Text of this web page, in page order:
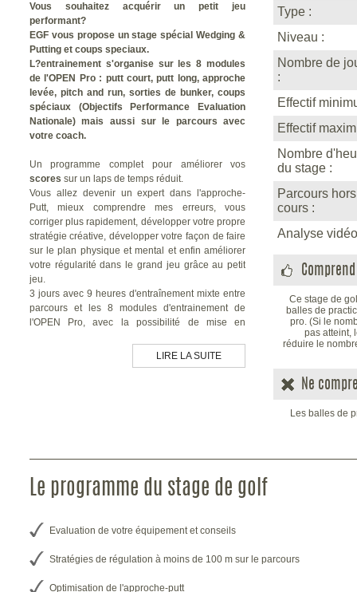
Type :
Niveau :
Nombre de
:
Effectif
Effectif
Nombre
du stage :
Parcours hors
cours :
Analyse
Ce stage de
balles de
pro. (Si le
pas atteint,
réduire le
Ne
Les balles de
Vous souhaitez acquérir un petit jeu
performant?
EGF vous propose un stage spécial Wedging &
Putting et coups speciaux.
L?entrainement s'organise sur les 8 modules
de l'OPEN Pro : putt court, putt long, approche
levée, pitch and run, sorties de bunker, coups
spéciaux (Objectifs Performance Evaluation
Nationale) mais aussi sur le parcours avec
votre coach.
Un programme complet pour améliorer vos
scores sur un laps de temps réduit.
Vous allez devenir un expert dans l'approche-
Putt, mieux comprendre mes erreurs, vous
corriger plus rapidement, développer votre propre
stratégie créative, développer votre façon de faire
sur le plan physique et mental et enfin améliorer
votre régularité dans le grand jeu grâce au petit
jeu.
3 jours avec 9 heures d'entraînement mixte entre
parcours et les 8 modules d'entrainement de
l'OPEN Pro, avec la possibilité de mise en
Découvrez la force de l?intuition,
SORTIE DE BUNKER :Grâce aux conseils
green de fairway n'auront plus de secret pour
WEDGING :Le secteur du jeu de golf clé ou
les automatismes inconscients jouent un rôle
sac pour 3 trajectoires différentes...
LIRE LA SUITE
Le programme du stage de golf
Evaluation de votre équipement et conseils
Stratégies de régulation à moins de 100 m sur le parcours
Optimisation de l'approche-putt